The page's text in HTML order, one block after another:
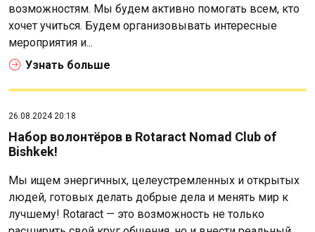
возможностям. Мы будем активно помогать всем, кто
хочет учиться. Будем организовывать интересные
мероприятия и...
Узнать больше
26.08.2024 20:18
Набор волонтёров в Rotaract Nomad Club of
Bishkek!
Мы ищем энергичных, целеустремленных и открытых
людей, готовых делать добрые дела и менять мир к
лучшему! Rotaract — это возможность не только